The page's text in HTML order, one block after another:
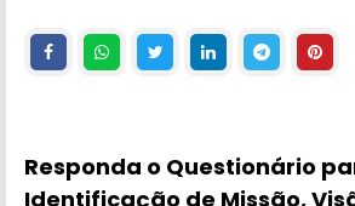
Responda o Questionário
Identificação de Missão,